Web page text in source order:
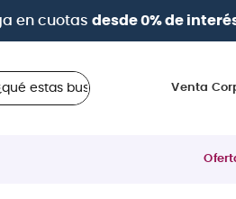
sin interesescon
buscando?
Venta